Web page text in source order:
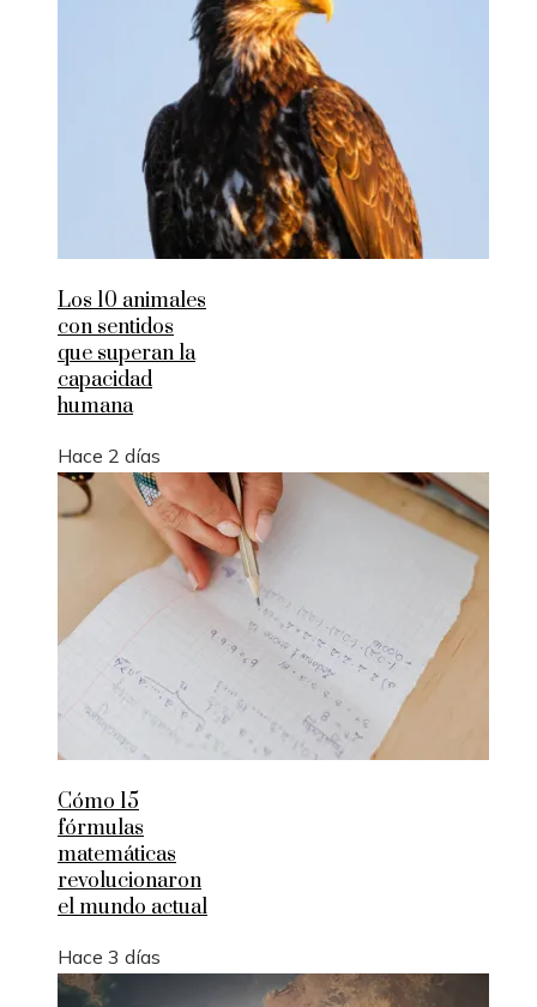
Los 10 animales
con sentidos
que superan la
capacidad
humana
Hace 2 días
Cómo 15
fórmulas
matemáticas
revolucionaron
el mundo actual
Hace 3 días